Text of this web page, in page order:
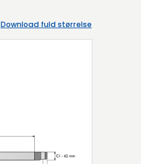
Download fuld størrelse